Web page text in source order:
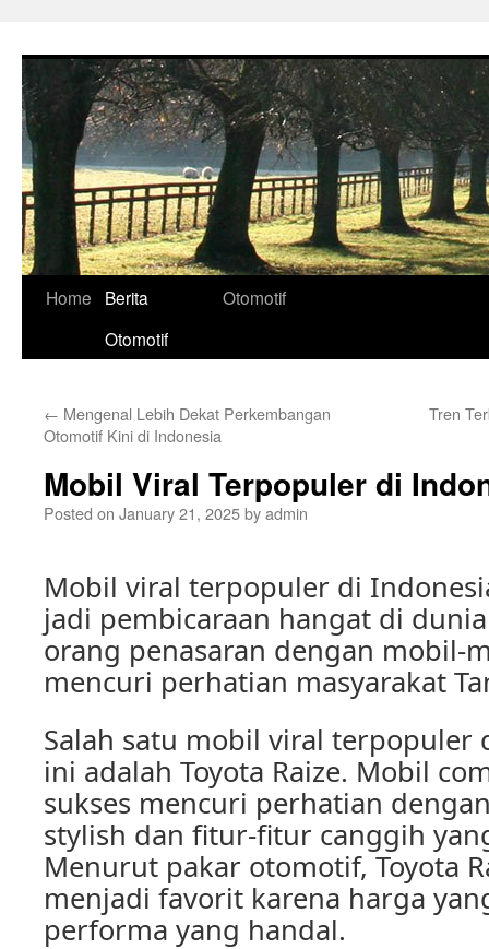
Home
Berita
Otomotif
Otomotif
← Mengenal Lebih Dekat Perkembangan
Otomotif Kini di Indonesia
Tren
Mobil Viral Terpopuler di
Posted on January 21, 2025byadmin
Mobil viral terpopuler di
jadi pembicaraan hangat di
orang penasaran dengan mobil-
mencuri perhatian masyarakat
Salah satu mobil viral terpopuler
ini adalah Toyota Raize. Mobil
sukses mencuri perhatian
stylish dan fitur-fitur canggih
Menurut pakar otomotif, Toyota
menjadi favorit karena harga
performa yang handal.